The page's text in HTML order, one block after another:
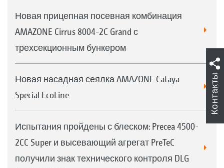
Новая прицепная посевная комбинация
AMAZONE Cirrus 8004-2C Grand с
трехсекционным бункером
Новая насадная сеялка AMAZONE Cataya
Special EcoLine
Испытания пройдены с блеском: Precea 4500-
2CC Super и высевающий агрегат PreTeC
получили знак технического контроля DLG
Контакты